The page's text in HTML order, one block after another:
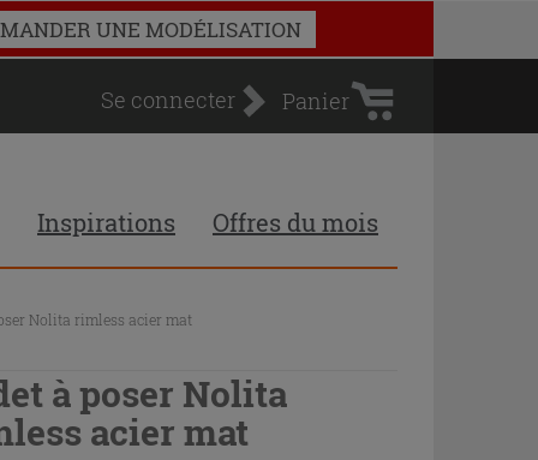
UNE MODÉLISATION
Se connecter
Panier
d'achat
Panier
Inspirations Offres du mois
Nolita rimless acier mat
à poser Nolita
acier mat